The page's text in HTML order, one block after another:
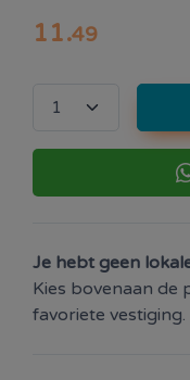
11.49
Je hebt geen
Kies bovenaan de
favoriete vestiging.